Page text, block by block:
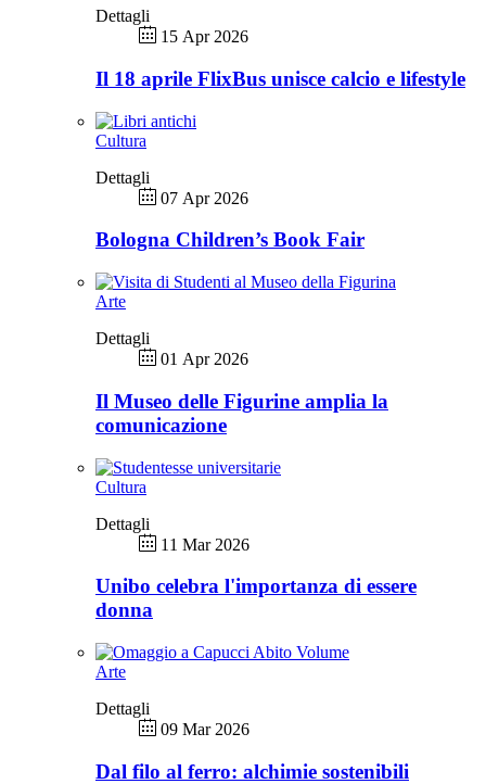
Dettagli
15 Apr 2026
Il 18 aprile FlixBus unisce calcio e lifestyle
Cultura
Dettagli
07 Apr 2026
Bologna Children’s Book Fair
Arte
Dettagli
01 Apr 2026
Il Museo delle Figurine amplia la
comunicazione
Cultura
Dettagli
11 Mar 2026
Unibo celebra l'importanza di essere
donna
Arte
Dettagli
09 Mar 2026
Dal filo al ferro: alchimie sostenibili